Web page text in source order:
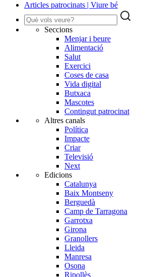
Articles patrocinats | Viure bé
Seccions
Menjar i beure
Alimentació
Salut
Exercici
Coses de casa
Vida digital
Butxaca
Mascotes
Contingut patrocinat
Altres canals
Política
Impacte
Criar
Televisió
Next
Edicions
Catalunya
Baix Montseny
Berguedà
Camp de Tarragona
Garrotxa
Girona
Granollers
Lleida
Manresa
Osona
Ripollès